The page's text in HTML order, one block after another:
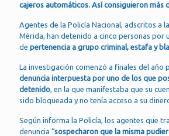
cajeros automáticos. Así consiguieron más
Agentes de la Policía Nacional, adscritos a
Mérida, han detenido a cinco personas por
de pertenencia a grupo criminal, estafa y
La investigación comenzó a finales del año
denuncia interpuesta por uno de los que
detenido, en la que manifestaba que su
sido bloqueada y no tenía acceso a su
Según informa la Policía, los agentes que
denuncia “sospecharon que la misma